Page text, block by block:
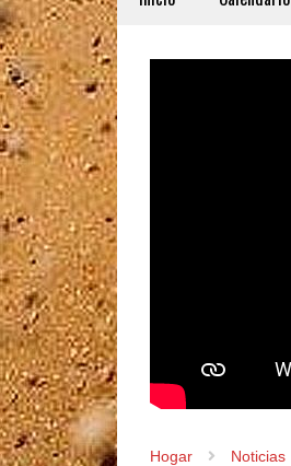
Hogar Noticias